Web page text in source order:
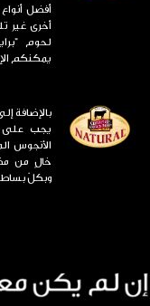
أخرى غير تلك
لحوم
يمكنكم
بالإضافة إلى
يجب على
الأنجوس
خالٍ من
وبكلّ بساطة،